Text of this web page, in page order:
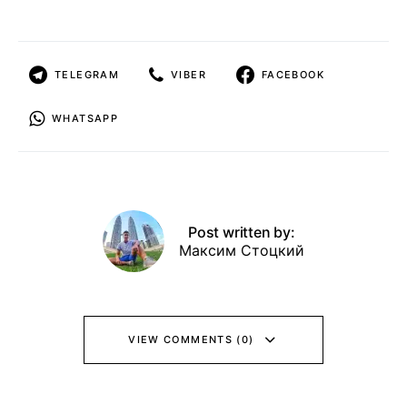
TELEGRAM VIBER FACEBOOK
WHATSAPP
Post written by:
Максим Стоцкий
VIEW COMMENTS (0)